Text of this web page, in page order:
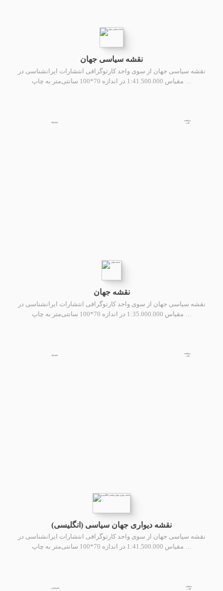
نقشه سیاسی جهان
نقشه سیاسی جهان از سوی واحد کارتوگرافی انتشارات ایرانشناسی در
300,000
مشاهده
کتاب
نقشه جهان
نقشه سیاسی جهان از سوی واحد کارتوگرافی انتشارات ایرانشناسی در
300,000
مشاهده
کتاب
نقشه دیواری جهان سیاسی (انگلیسی)
نقشه سیاسی جهان از سوی واحد کارتوگرافی انتشارات ایرانشناسی در
مقیاس 1:41.500.000 در اندازه 70*100 سانتی‌متر به چاپ …
2,050,000
مشاهده
کتاب